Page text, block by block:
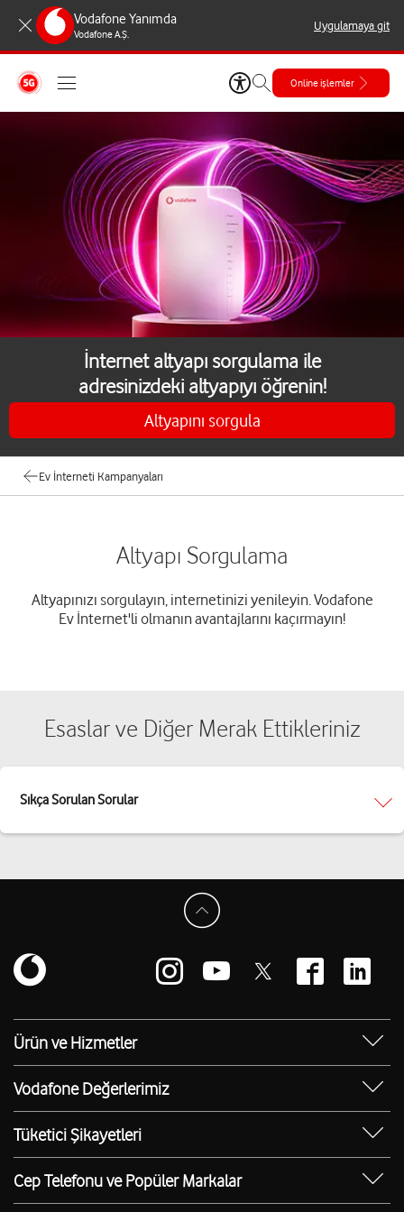
Vodafone Yanımda
Vodafone A.Ş.
Uygulamaya git
Online işlemler
İnternet altyapı sorgulama ile
adresinizdeki altyapıyı öğrenin!
Altyapını sorgula
Ev İnterneti Kampanyaları
Altyapı Sorgulama
Altyapınızı sorgulayın, internetinizi yenileyin. Vodafone
Ev İnternet'li olmanın avantajlarını kaçırmayın!
Esaslar ve Diğer Merak Ettikleriniz
Sıkça Sorulan Sorular
Ürün ve Hizmetler
Yanımda Uygulaması
Vodafone 4.5G
Ürünler
Toptan
TOBi
Vodafone Değerlerimiz
Sosyal Destek
Erişilebilir Mağazalar
E-Atık Geri Dönüşümü
Sürdürülebilirlik
Tüketici Şikayetleri
Şikayet Talebi Oluşturma/Takibi
Borç Alacak Sorgulama
Cep Telefonu ve Popüler Markalar
iPhone 17